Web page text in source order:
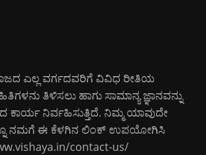
ಎಲ್ಲ ವರ್ಗದವರಿಗೆ ವಿವಿಧ ರೀತಿಯ
ತಿಳಿಸಲು ಹಾಗು ಸಾಮಾನ್ಯ ಜ್ಞಾನವನ್ನು
ಕಾರ್ಯ ನಿರ್ವಹಿಸುತ್ತಿದೆ. ನಿಮ್ಮ ಯಾವುದೇ
ನಮಗೆ ಈ ಕೆಳಗಿನ ಲಿಂಕ್ ಉಪಯೋಗಿಸಿ
contact-us/